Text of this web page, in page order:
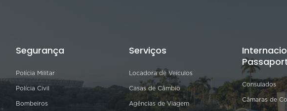
Segurança
Polícia Militar
Polícia Civil
Bombeiros
Serviços
Locadora de Veículos
Casas de Câmbio
Agências de Viagem
Consulados
Câmaras de